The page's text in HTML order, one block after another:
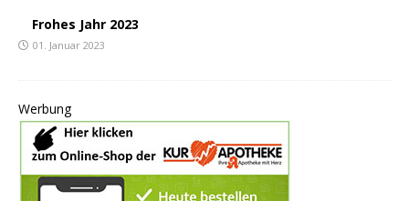
Frohes Jahr 2023
01. Januar 2023
Werbung